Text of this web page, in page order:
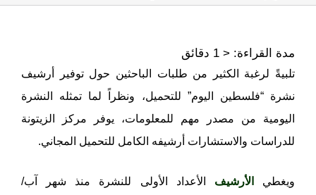
مدة القراءة: < 1 دقائق
تلبيةً لرغبة الكثير من طلبات الباحثين حول توفير أرشيف
نشرة “فلسطين اليوم” للتحميل، ونظراً لما تمثله النشرة
اليومية من مصدر مهم للمعلومات، يوفر مركز الزيتونة
للدراسات والاستشارات أرشيفه الكامل للتحميل المجاني.
ويغطي الأرشيف الأعداد الأولى للنشرة منذ شهر آب/